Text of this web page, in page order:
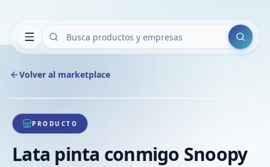
Buscar
Volver al marketplace
1/1
PRODUCTO
Lata pinta conmigo Snoopy